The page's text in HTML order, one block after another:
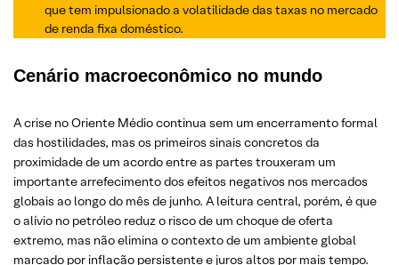
que tem impulsionado a volatilidade das taxas no mercado
de renda fixa doméstico.
Cenário macroeconômico no mundo
A crise no Oriente Médio continua sem um encerramento formal
das hostilidades, mas os primeiros sinais concretos da
proximidade de um acordo entre as partes trouxeram um
importante arrefecimento dos efeitos negativos nos mercados
globais ao longo do mês de junho. A leitura central, porém, é que
o alívio no petróleo reduz o risco de um choque de oferta
extremo, mas não elimina o contexto de um ambiente global
marcado por inflação persistente e juros altos por mais tempo.